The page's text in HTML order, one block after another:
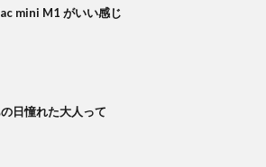
mini M1 がいい感じ
日憧れた大人って